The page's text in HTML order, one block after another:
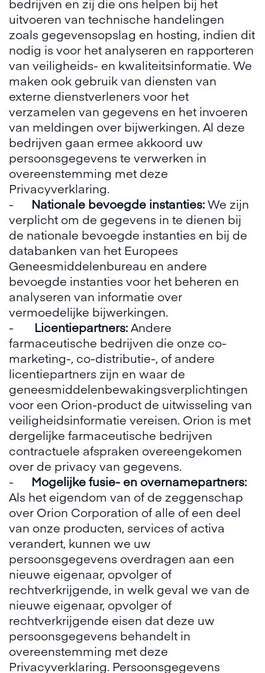
bedrijven en zij die ons helpen bij het
uitvoeren van technische handelingen
zoals gegevensopslag en hosting, indien dit
nodig is voor het analyseren en rapporteren
van veiligheids- en kwaliteitsinformatie. We
maken ook gebruik van diensten van
externe dienstverleners voor het
verzamelen van gegevens en het invoeren
van meldingen over bijwerkingen. Al deze
bedrijven gaan ermee akkoord uw
persoonsgegevens te verwerken in
overeenstemming met deze
Privacyverklaring.
- Nationale bevoegde instanties:We zijn
verplicht om de gegevens in te dienen bij
de nationale bevoegde instanties en bij de
databanken van het Europees
Geneesmiddelenbureau en andere
bevoegde instanties voor het beheren en
analyseren van informatie over
vermoedelijke bijwerkingen.
- Licentiepartners:Andere
farmaceutische bedrijven die onze co-
marketing-, co-distributie-, of andere
licentiepartners zijn en waar de
geneesmiddelenbewakingsverplichtingen
voor een Orion-product de uitwisseling van
veiligheidsinformatie vereisen. Orion is met
dergelijke farmaceutische bedrijven
contractuele afspraken overeengekomen
over de privacy van gegevens.
- Mogelijke fusie- en overnamepartners:
Als het eigendom van of de zeggenschap
over Orion Corporation of alle of een deel
van onze producten, services of activa
verandert, kunnen we uw
persoonsgegevens overdragen aan een
nieuwe eigenaar, opvolger of
rechtverkrijgende, in welk geval we van de
nieuwe eigenaar, opvolger of
rechtverkrijgende eisen dat deze uw
persoonsgegevens behandelt in
overeenstemming met deze
Privacyverklaring. Persoonsgegevens